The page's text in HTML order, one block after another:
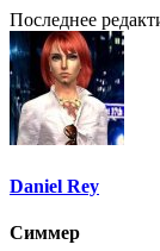
Последнее
Daniel Rey
Симмер